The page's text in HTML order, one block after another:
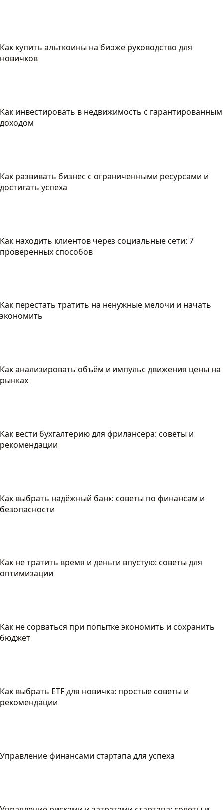
Как купить альткоины на бирже руководство для
новичков
Как инвестировать в недвижимость с гарантированным
доходом
Как развивать бизнес с ограниченными ресурсами и
достигать успеха
Как находить клиентов через социальные сети: 7
проверенных способов
Как перестать тратить на ненужные мелочи и начать
экономить
Как анализировать объём и импульс движения цены на
рынках
Как вести бухгалтерию для фрилансера: советы и
рекомендации
Как выбрать надёжный банк: советы по финансам и
безопасности
Как не тратить время и деньги впустую: советы для
оптимизации
Как не сорваться при попытке экономить и сохранить
бюджет
Как выбрать ETF для новичка: простые советы и
рекомендации
Управление финансами стартапа для успеха